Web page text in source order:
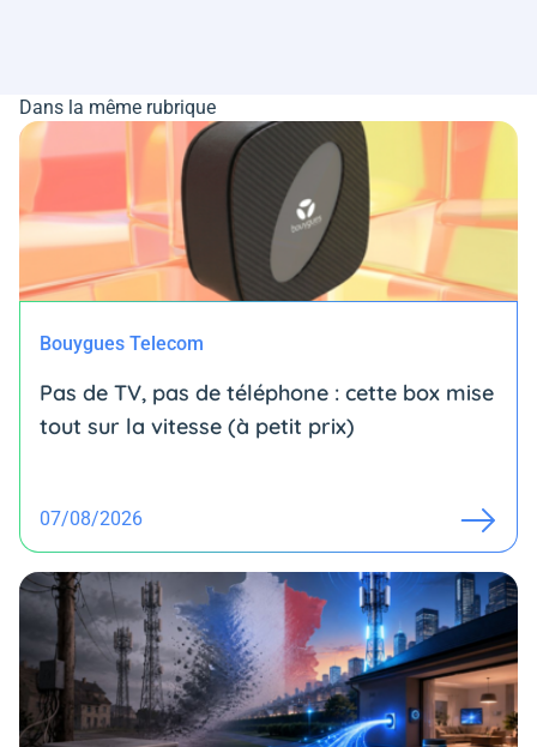
Dans la même rubrique
Bouygues Telecom
Pas de TV, pas de téléphone : cette box mise
tout sur la vitesse (à petit prix)
07/08/2026